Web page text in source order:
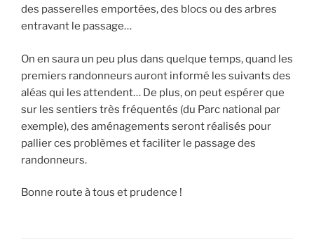
des passerelles emportées, des blocs ou des arbres
entravant le passage…
On en saura un peu plus dans quelque temps, quand les
premiers randonneurs auront informé les suivants des
aléas qui les attendent… De plus, on peut espérer que
sur les sentiers très fréquentés (du Parc national par
exemple), des aménagements seront réalisés pour
pallier ces problèmes et faciliter le passage des
randonneurs.
Bonne route à tous et prudence !